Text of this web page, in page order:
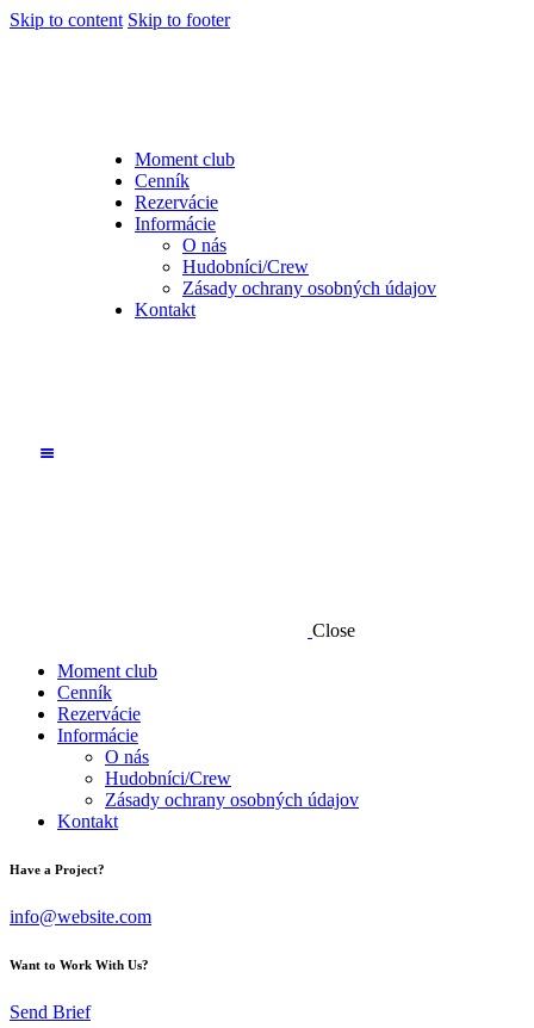
Skip to content Skip to footer
Moment club
Cenník
Rezervácie
Informácie
O nás
Hudobníci/Crew
Zásady ochrany osobných údajov
Kontakt
Close
Moment club
Cenník
Rezervácie
Informácie
O nás
Hudobníci/Crew
Zásady ochrany osobných údajov
Kontakt
Have a Project?
info@website.com
Want to Work With Us?
Send Brief